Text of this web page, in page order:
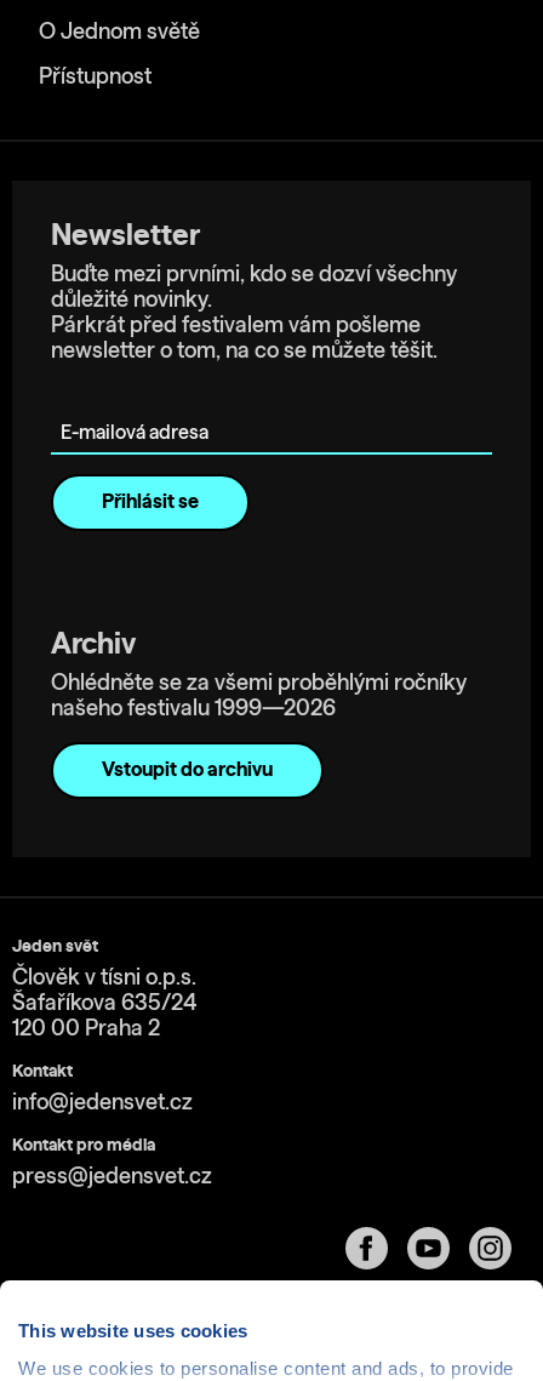
This website uses cookies
We use cookies to personalise content and ads, to provide
O Jednom světě
Přístupnost
Newsletter
Buďte mezi prvními, kdo se dozví všechny
důležité novinky.
Párkrát před festivalem vám pošleme
newsletter o tom, na co se můžete těšit.
Archiv
Ohlédněte se za všemi proběhlými ročníky
našeho festivalu 1999—2026
Vstoupit do archivu
Jeden svět
Člověk v tísni o.p.s.
Šafaříkova 635/24
120 00 Praha 2
Kontakt
info@jedensvet.cz
Kontakt pro média
press@jedensvet.cz